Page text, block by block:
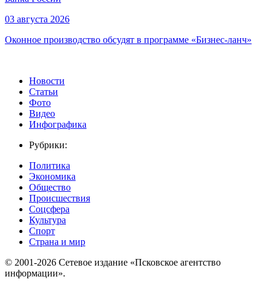
03 августа 2026
Оконное производство обсудят в программе «Бизнес-ланч»
Новости
Статьи
Фото
Видео
Инфографика
Рубрики:
Политика
Экономика
Общество
Происшествия
Соцсфера
Культура
Спорт
Страна и мир
© 2001-2026 Сетевое издание «Псковское агентство
информации».